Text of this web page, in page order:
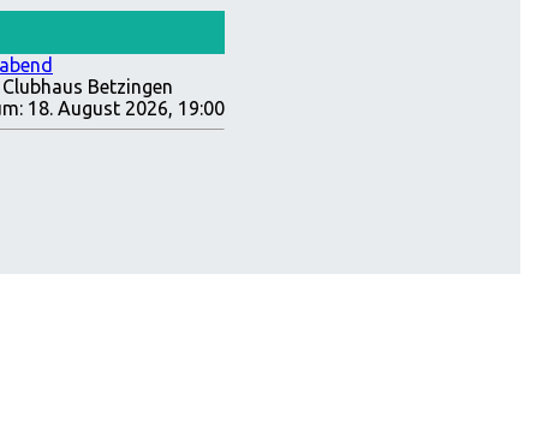
Betzingen
18. August 2026, 19:00